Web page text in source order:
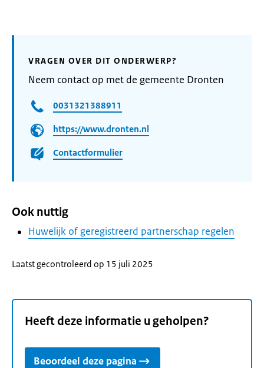
VRAGEN OVER DIT ONDERWERP?
Neem contact op met de gemeente Dronten
0031321388911
https://www.dronten.nl
Contactformulier
Ook nuttig
Huwelijk of geregistreerd partnerschap regelen
Laatst gecontroleerd op 15 juli 2025
Heeft deze informatie u geholpen?
Beoordeel deze pagina